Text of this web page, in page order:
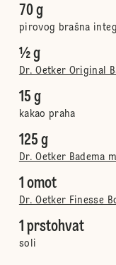
70 g
pirovog brašna
½ g
Dr. Oetker Original
15 g
kakao praha
125 g
Dr. Oetker Badema
1 omot
Dr. Oetker Finesse
1 prstohvat
soli